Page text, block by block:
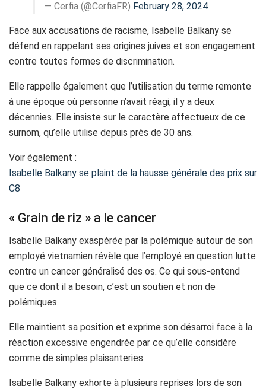
— Cerfia (@CerfiaFR) February 28, 2024
Face aux accusations de racisme, Isabelle Balkany se
défend en rappelant ses origines juives et son engagement
contre toutes formes de discrimination.
Elle rappelle également que l’utilisation du terme remonte
à une époque où personne n’avait réagi, il y a deux
décennies. Elle insiste sur le caractère affectueux de ce
surnom, qu’elle utilise depuis près de 30 ans.
Voir également :
Isabelle Balkany se plaint de la hausse générale des prix sur
C8
« Grain de riz » a le cancer
Isabelle Balkany exaspérée par la polémique autour de son
employé vietnamien révèle que l’employé en question lutte
contre un cancer généralisé des os. Ce qui sous-entend
que ce dont il a besoin, c’est un soutien et non de
polémiques.
Elle maintient sa position et exprime son désarroi face à la
réaction excessive engendrée par ce qu’elle considère
comme de simples plaisanteries.
Isabelle Balkany exhorte à plusieurs reprises lors de son